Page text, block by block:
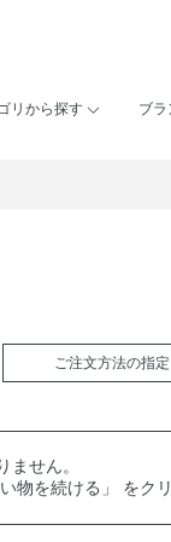
リから探す ブ
ご注文方法の指定
ません。
物を続ける」 をク